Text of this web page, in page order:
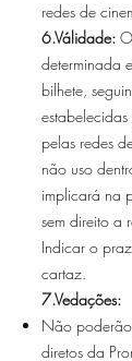
redes de
6.Válidade:
determinada
bilhete,
pelas redes
não uso
implicará na
sem direito a
Indicar o
cartaz.
7.Vedações:
Não
diretos da